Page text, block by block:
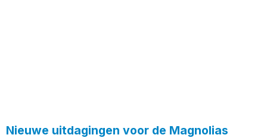
Nieuwe uitdagingen voor de Magnolias